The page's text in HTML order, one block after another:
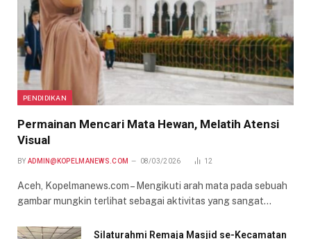
PENDIDIKAN
Permainan Mencari Mata Hewan, Melatih Atensi
Visual
BY ADMIN@KOPELMANEWS.COM 08/03/2026 12
Aceh, Kopelmanews.com – Mengikuti arah mata pada sebuah
gambar mungkin terlihat sebagai aktivitas yang sangat…
Silaturahmi Remaja Masjid se-Kecamatan